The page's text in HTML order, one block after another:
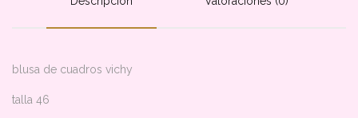
blusa de cuadros vichy
talla 46